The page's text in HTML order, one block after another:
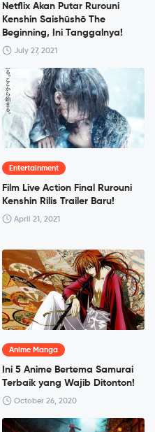
Netflix Akan Putar Rurouni
Kenshin Saishūshō The
Beginning, Ini Tanggalnya!
July 27, 2021
Entertainment
Film Live Action Final Rurouni
Kenshin Rilis Trailer Baru!
April 21, 2021
Anime Manga
Ini 5 Anime Bertema Samurai
Terbaik yang Wajib Ditonton!
October 26, 2020